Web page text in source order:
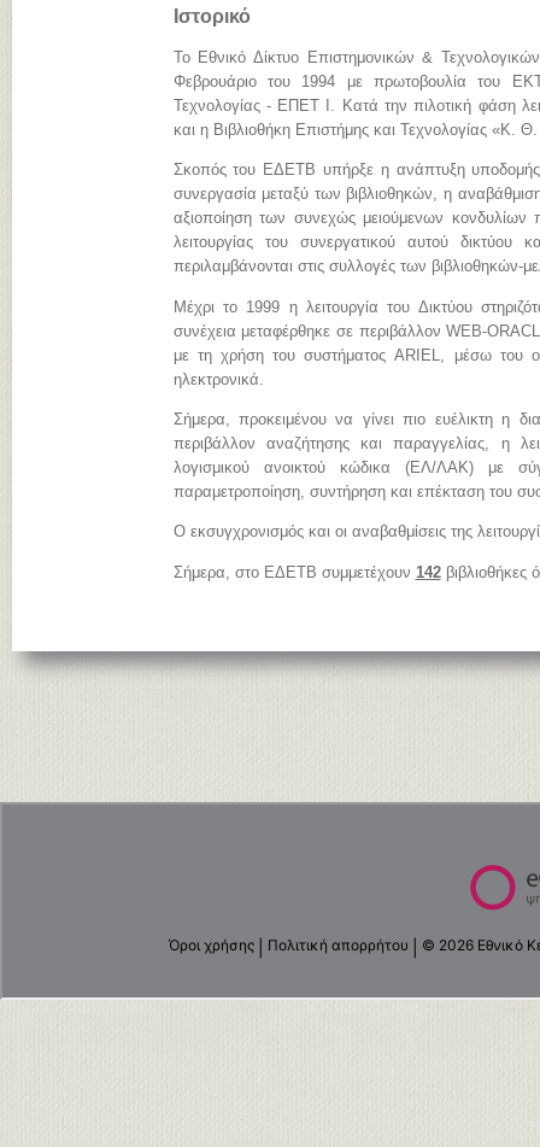
Ιστορικό
Το Εθνικό Δίκτυο Επιστημονικών &
Φεβρουάριο του 1994 με πρωτοβουλία του
Τεχνολογίας - ΕΠΕΤ Ι. Κατά την πιλοτική φάση
και η Βιβλιοθήκη Επιστήμης και Τεχνολογίας «Κ.
Σκοπός του ΕΔΕΤΒ υπήρξε η ανάπτυξη
συνεργασία μεταξύ των βιβλιοθηκών, η
αξιοποίηση των συνεχώς μειούμενων κονδυλίων
λειτουργίας του συνεργατικού αυτού
περιλαμβάνονται στις συλλογές των βιβλιοθηκών-
Μέχρι το 1999 η λειτουργία του Δικτύου
συνέχεια μεταφέρθηκε σε περιβάλλον WEB-
με τη χρήση του συστήματος ARIEL, μέσω του
ηλεκτρονικά.
Σήμερα, προκειμένου να γίνει πιο ευέλικτη η
περιβάλλον αναζήτησης και παραγγελίας, η
λογισμικού ανοικτού κώδικα (ΕΛ/ΛΑΚ) με
παραμετροποίηση, συντήρηση και επέκταση του
Ο εκσυγχρονισμός και οι αναβαθμίσεις της
Σήμερα, στο ΕΔΕΤΒ συμμετέχουν 142βιβλιοθήκες